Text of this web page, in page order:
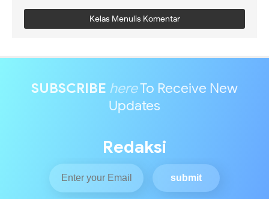
Kelas Menulis Komentar
SUBSCRIBE hereTo Receive New
Updates
Redaksi